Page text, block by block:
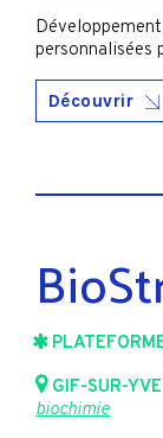
personnalisées
Découvrir
GIF-SUR-
biochimie